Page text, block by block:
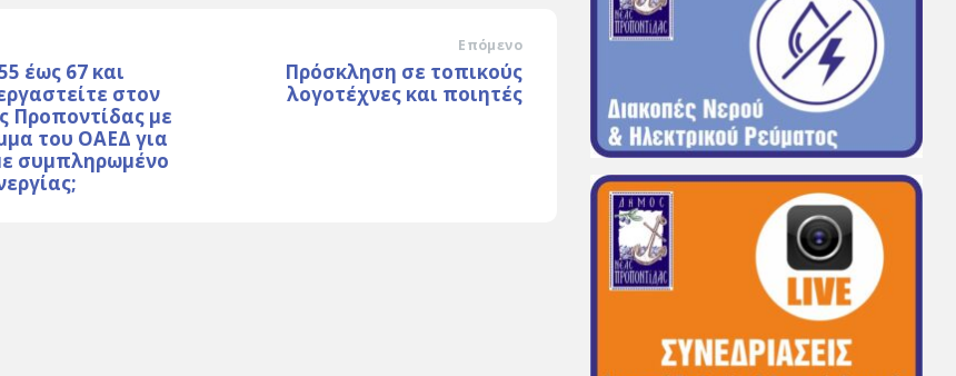
έως 67 και
στον
Προποντίδας με
του ΟΑΕΔ για
συμπληρωμένο
Επόμενο
Πρόσκληση σε τοπικούς
λογοτέχνες και ποιητές